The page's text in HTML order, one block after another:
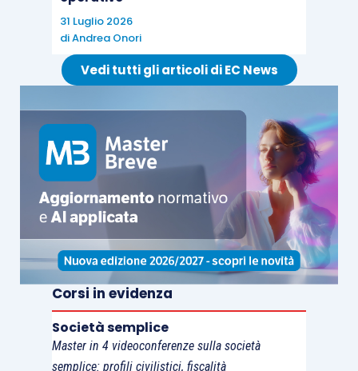
31 Luglio 2026
diAndrea Onori
Vedi tutti gli articoli di EC News
Corsi in evidenza
Società semplice
Master in 4 videoconferenze sulla società
semplice: profili civilistici, fiscalità